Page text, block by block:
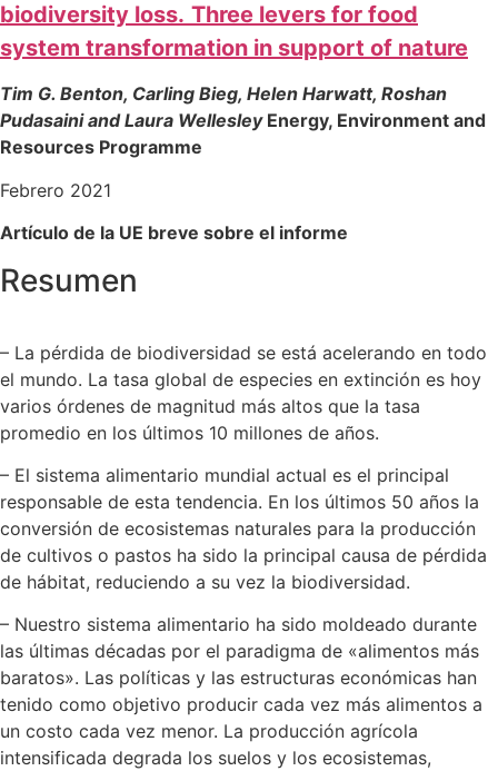
biodiversity loss. Three levers for food
system transformation in support of nature
Tim G. Benton, Carling Bieg, Helen Harwatt, Roshan
Pudasaini and Laura WellesleyEnergy, Environment and
Resources Programme
Febrero 2021
Artículo de la UE breve sobre el informe
Resumen
– La pérdida de biodiversidad se está acelerando en todo
el mundo. La tasa global de especies en extinción es hoy
varios órdenes de magnitud más altos que la tasa
promedio en los últimos 10 millones de años.
– El sistema alimentario mundial actual es el principal
responsable de esta tendencia. En los últimos 50 años la
conversión de ecosistemas naturales para la producción
de cultivos o pastos ha sido la principal causa de pérdida
de hábitat, reduciendo a su vez la biodiversidad.
– Nuestro sistema alimentario ha sido moldeado durante
las últimas décadas por el paradigma de «alimentos más
baratos». Las políticas y las estructuras económicas han
tenido como objetivo producir cada vez más alimentos a
un costo cada vez menor. La producción agrícola
intensificada degrada los suelos y los ecosistemas,